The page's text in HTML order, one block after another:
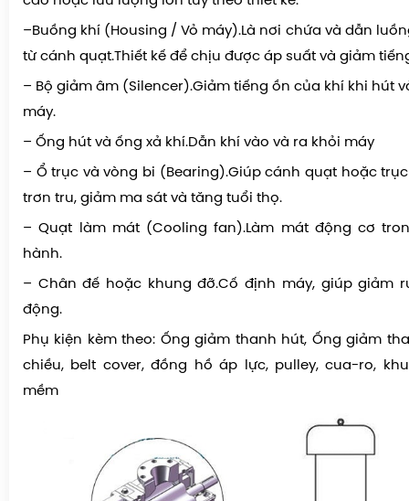
–Buồng khí (Housing / Vỏ máy).Là nơi chứa và dẫn
từ cánh quạt.Thiết kế để chịu được áp suất và giảm
– Bộ giảm âm (Silencer).Giảm tiếng ồn của khí khi hút
máy.
– Ống hút và ống xả khí.Dẫn khí vào và ra khỏi máy
– Ổ trục và vòng bi (Bearing).Giúp cánh quạt hoặc
trơn tru, giảm ma sát và tăng tuổi thọ.
– Quạt làm mát (Cooling fan).Làm mát động cơ
hành.
– Chân đế hoặc khung đỡ.Cố định máy, giúp giảm
động.
Phụ kiện kèm theo: Ống giảm thanh hút, Ống giảm
chiều, belt cover, đồng hồ áp lực, pulley, cua-ro,
mềm